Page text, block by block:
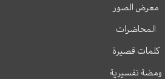
معرض الصور
المحاضرات
كلمات قصيرة
ومضة تفسيرية